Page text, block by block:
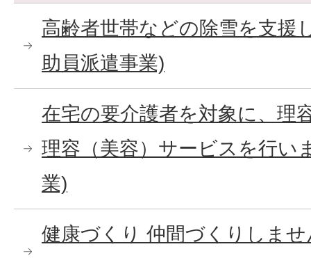
高齢者世帯などの除雪を支援
助員派遣事業)
在宅の要介護者を対象に、理
理容（美容）サービスを行い
業)
健康づくり 仲間づくりしま